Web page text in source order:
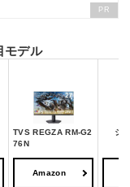
PR
モデル
TVS REGZA RM-G2
76N
シ
Amazon